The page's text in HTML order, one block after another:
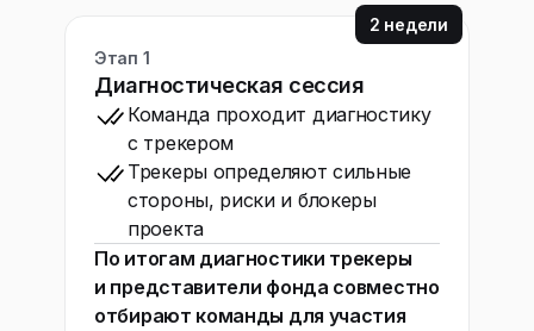
Этап 1
Диагностическая сессия
Команда проходит диагностику
с трекером
Трекеры определяют сильные
стороны, риски и блокеры
проекта
По итогам диагностики трекеры
и представители фонда совместно
отбирают команды для участия
2 недели